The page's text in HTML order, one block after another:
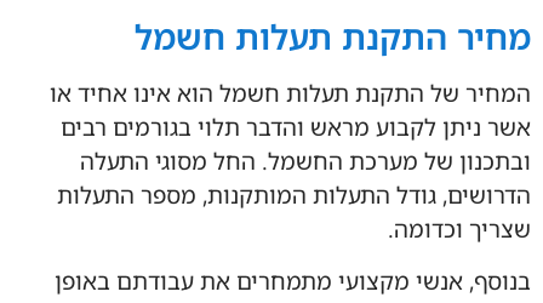
מחיר התקנת תעלות חשמל
המחיר של התקנת תעלות חשמל הוא אינו אחיד או
אשר ניתן לקבוע מראש והדבר תלוי בגורמים רבים
ובתכנון של מערכת החשמל. החל מסוגי התעלה
הדרושים, גודל התעלות המותקנות, מספר התעלות
שצריך וכדומה.
בנוסף, אנשי מקצועי מתמחרים את עבודתם באופן